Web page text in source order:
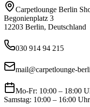
Carpetlounge Berlin
Begonienplatz 3
12203 Berlin, Deutschland
030 914 94 215
mail@carpetlounge-
Mo-Fr: 10:00 – 18:00
Samstag: 10:00 – 16:00 Uhr